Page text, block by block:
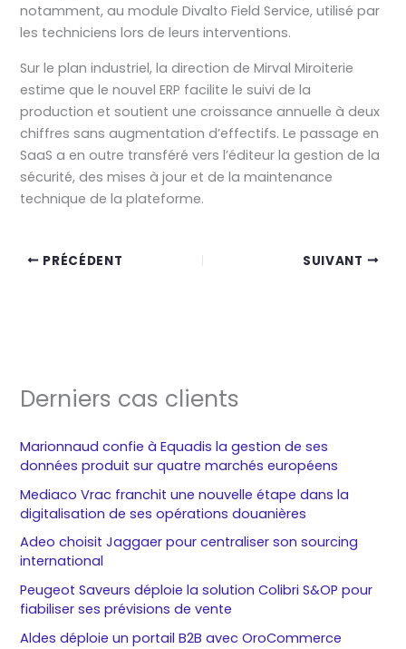
notamment, au module Divalto Field Service, utilisé par
les techniciens lors de leurs interventions.
Sur le plan industriel, la direction de Mirval Miroiterie
estime que le nouvel ERP facilite le suivi de la
production et soutient une croissance annuelle à deux
chiffres sans augmentation d’effectifs. Le passage en
SaaS a en outre transféré vers l’éditeur la gestion de la
sécurité, des mises à jour et de la maintenance
technique de la plateforme.
PRÉCÉDENT SUIVANT
Derniers cas clients
Marionnaud confie à Equadis la gestion de ses
données produit sur quatre marchés européens
Mediaco Vrac franchit une nouvelle étape dans la
digitalisation de ses opérations douanières
Adeo choisit Jaggaer pour centraliser son sourcing
international
Peugeot Saveurs déploie la solution Colibri S&OP pour
fiabiliser ses prévisions de vente
Aldes déploie un portail B2B avec OroCommerce